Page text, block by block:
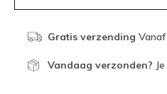
Gratis verzending
Vandaag verzonden?